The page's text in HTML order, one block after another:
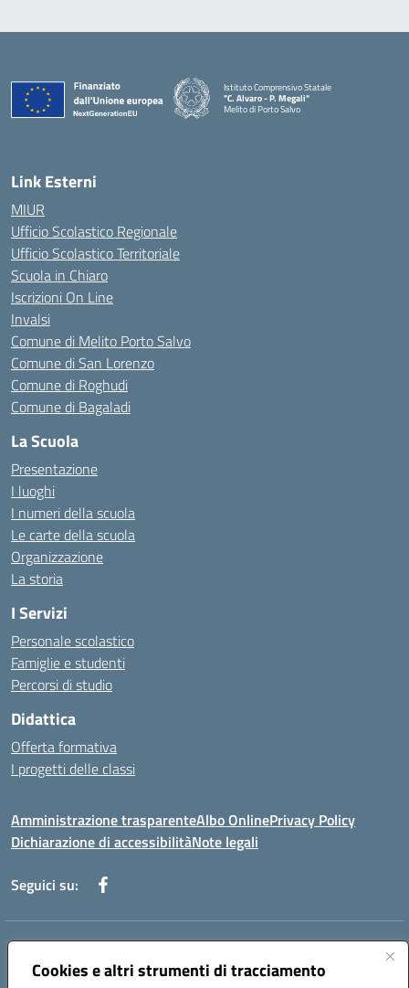
Cookies e altri strumenti di tracciamento
Istituto Comprensivo Statale
"C. Alvaro - P. Megali"
Melito di Porto Salvo
Link Esterni
MIUR
Ufficio Scolastico Regionale
Ufficio Scolastico Territoriale
Scuola in Chiaro
Iscrizioni On Line
Invalsi
Comune di Melito Porto Salvo
Comune di San Lorenzo
Comune di Roghudi
Comune di Bagaladi
La Scuola
Presentazione
I luoghi
I numeri della scuola
Le carte della scuola
Organizzazione
La storia
I Servizi
Personale scolastico
Famiglie e studenti
Percorsi di studio
Didattica
Offerta formativa
I progetti delle classi
Amministrazione trasparenteAlbo OnlinePrivacy Policy
Dichiarazione di accessibilitàNote legali
Seguici su:
Indirizzo:
Centralino:+39 0965 78 12 60 Email:rcic841003@istruzione.it